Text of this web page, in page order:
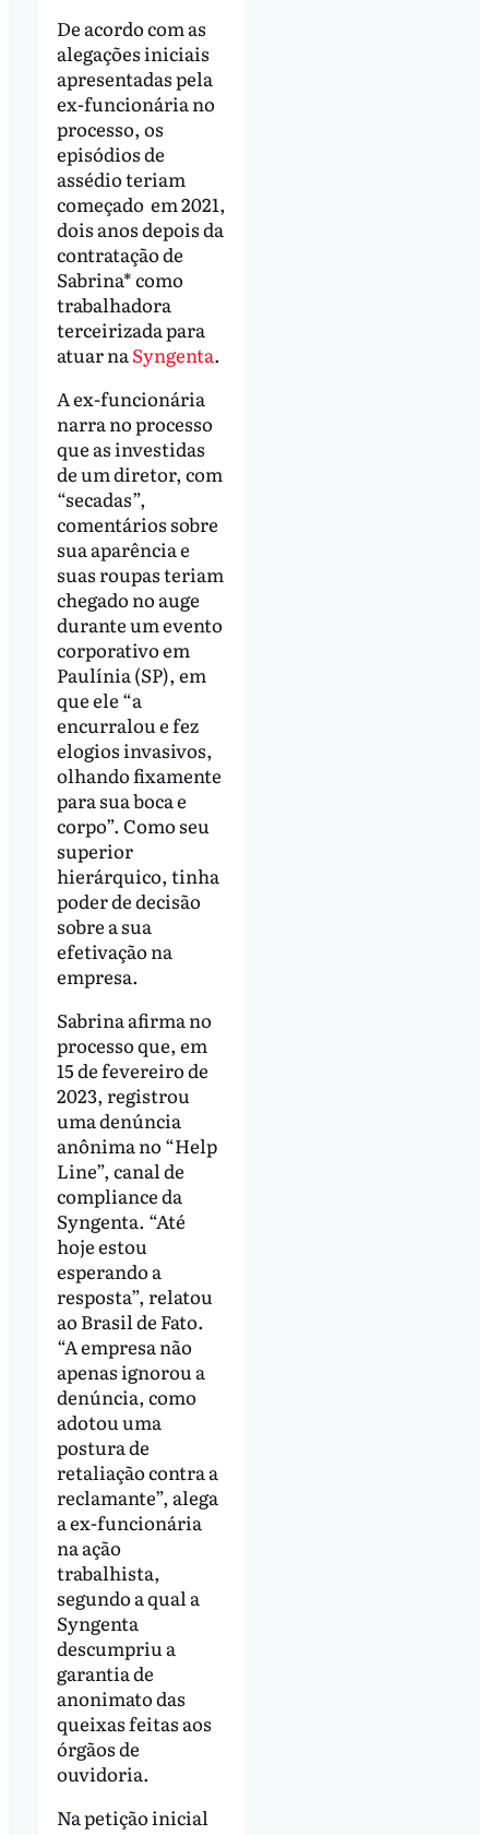
De acordo com as
alegações iniciais
apresentadas pela
ex-funcionária no
processo, os
episódios de
assédio teriam
começado em 2021,
dois anos depois da
contratação de
Sabrina* como
trabalhadora
terceirizada para
atuar naSyngenta.
A ex-funcionária
narra no processo
que as investidas
de um diretor, com
“secadas”,
comentários sobre
sua aparência e
suas roupas teriam
chegado no auge
durante um evento
corporativo em
Paulínia (SP), em
que ele “a
encurralou e fez
elogios invasivos,
olhando fixamente
para sua boca e
corpo”. Como seu
superior
hierárquico, tinha
poder de decisão
sobre a sua
efetivação na
empresa.
Sabrina afirma no
processo que, em
15 de fevereiro de
2023, registrou
uma denúncia
anônima no “Help
Line”, canal de
compliance da
Syngenta. “Até
hoje estou
esperando a
resposta”, relatou
ao Brasil de Fato.
“A empresa não
apenas ignorou a
denúncia, como
adotou uma
postura de
retaliação contra a
reclamante”, alega
a ex-funcionária
na ação
trabalhista,
segundo a qual a
Syngenta
descumpriu a
garantia de
anonimato das
queixas feitas aos
órgãos de
ouvidoria.
Na petição inicial